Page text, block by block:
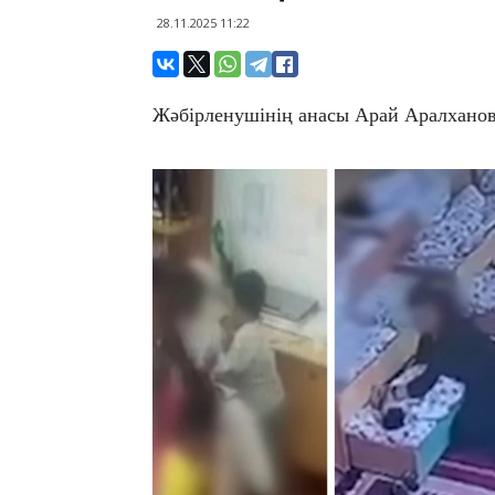
28.11.2025 11:22
Жәбірленушінің анасы Арай